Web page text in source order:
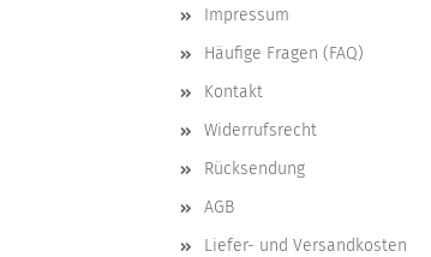
Impressum
Häufige Fragen (FAQ)
Kontakt
Widerrufsrecht
Rücksendung
AGB
Liefer- und Versandkosten